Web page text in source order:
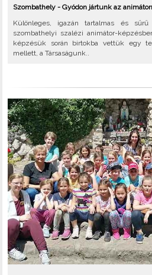
Szombathely - Gyódon jártunk az
Különleges, igazán tartalmas és
szombathelyi szalézi animátor-
képzésük során birtokba vettük egy
mellett, a Társaságunk..